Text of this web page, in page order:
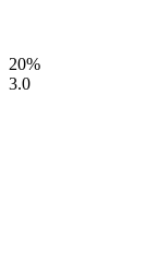
20%
3.0